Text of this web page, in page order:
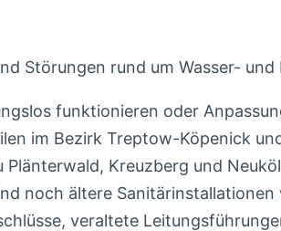
Störungen rund um Wasser- und
funktionieren oder
im Bezirk Treptow-Köpenick
Kreuzberg und
noch ältere
veraltete